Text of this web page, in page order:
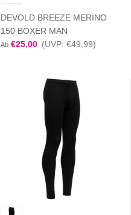
DEVOLD BREEZE MERINO
150 BOXER MAN
Ab €25,00 (UVP: €49,99)